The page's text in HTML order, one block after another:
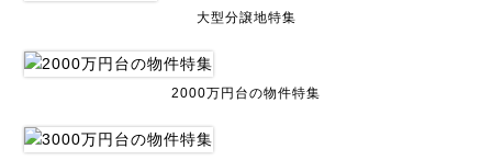
大型分譲地特集
2000万円台の物件特集